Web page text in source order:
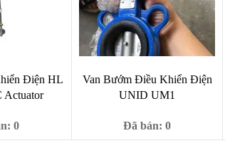
Điện HL
Actuator
0
Van Bướm Điều Khiển Điện
UNID UM1
Đã bán: 0